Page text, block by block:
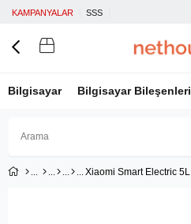
KAMPANYALAR SSS
Bilgisayar Bilgisayar Bileşenleri